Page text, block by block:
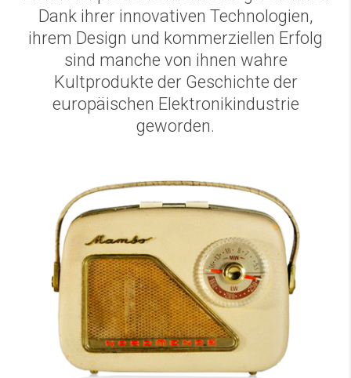
Dank ihrer innovativen Technologien,
ihrem Design und kommerziellen Erfolg
sind manche von ihnen wahre
Kultprodukte der Geschichte der
europäischen Elektronikindustrie
geworden.